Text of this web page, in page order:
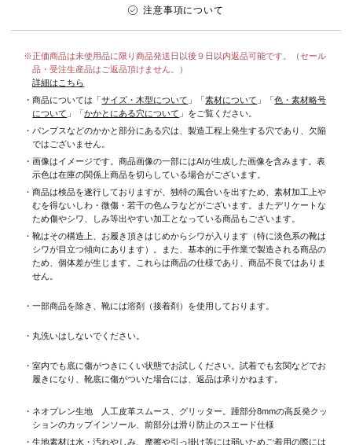
注意事項について
※正価商品は未使用品に限り商品発送日以後９日以内返品可能です。（セール
品・受注生産品はご返品頂けません。）
詳細はこちら
・商品については「サイズ・木型について 」「素材について 」「色・素材略号
について 」「かかとにある穴について 」をご覧ください。
・パンプスなどのかかと部分にある穴は、製造工程上発生する穴であり、欠陥
ではございません。
・画像はイメージです。商品画像の一部にはAIが生成した画像を含みます。表
示色は在庫の関係上商品を切らしている場合がございます。
・商品は検品を遂行しておりますが、独特の風合いを出すため、素材加工上
むを得ないしわ・微傷・若干の色ムラなどがございます。またデリケートな
ため傷やシワ、しみ等出やすい加工となっている商品もございます。
・靴はその構造上、お履き頂きはじめからシワが入ります（特に淡色系の靴は
シワが目立つ傾向にあります）。また、基本的に手作業で製造される商品の
ため、個体差が生じます。これらは商品の仕様であり、商品不良ではありま
せん。
・一部商品を除き、靴には溶剤（接着剤）を使用しております。
・丸洗いはしないでください。
・室内でも底に傷がつきにくい状態でお試しください。試着でも玄関などでお
履きになり、靴底に傷がついた場合には、返品は承りかねます。
・ネオプレン生地 人工皮革スムース、グリッター。踵部分8mmの高反発クッ
ションのカップインソール、前部分は滑り防止のスエード仕様
・生地素材は水・汚れやしみ、摩擦や引っ掛け等には弱いためご着用の際には